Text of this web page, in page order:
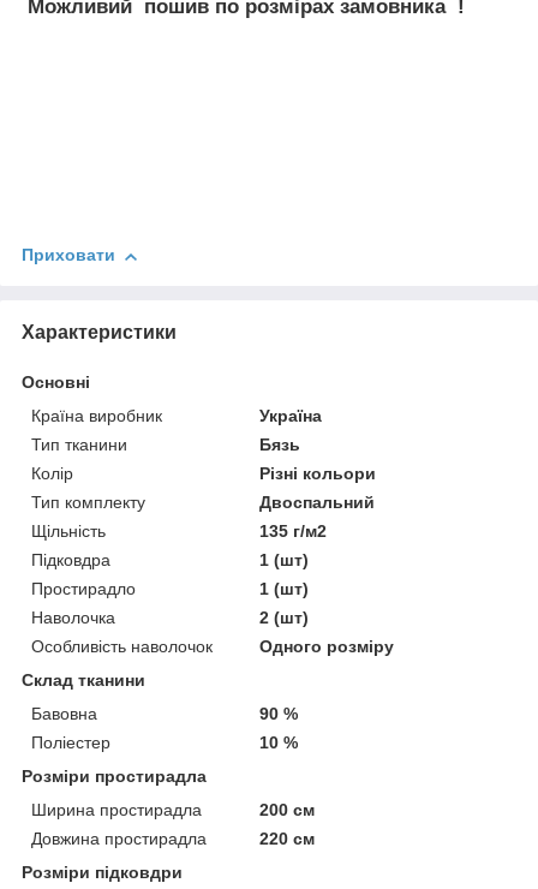
Можливий пошив по розмірах замовника !
Приховати
Характеристики
Основні
Країна виробник
Україна
Тип тканини
Бязь
Колір
Різні кольори
Тип комплекту
Двоспальний
Щільність
135 г/м2
Підковдра
1 (шт)
Простирадло
1 (шт)
Наволочка
2 (шт)
Особливість наволочок
Одного розміру
Склад тканини
Бавовна
90 %
Поліестер
10 %
Розміри простирадла
Ширина простирадла
200 см
Довжина простирадла
220 см
Розміри підковдри